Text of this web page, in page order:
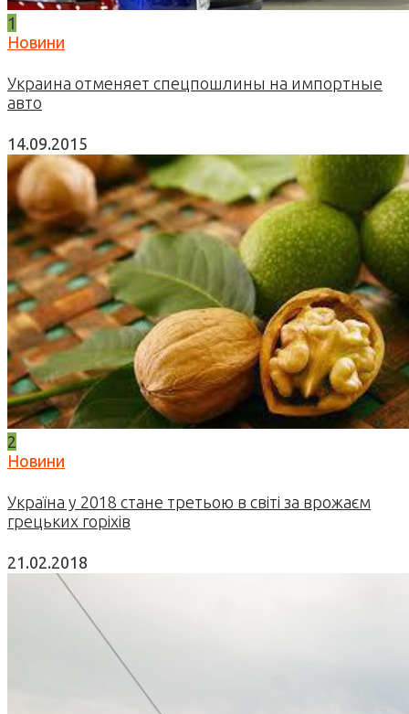
1
Новини
Украина отменяет спецпошлины на импортные
авто
14.09.2015
2
Новини
Україна у 2018 стане третьою в світі за врожаєм
грецьких горіхів
21.02.2018